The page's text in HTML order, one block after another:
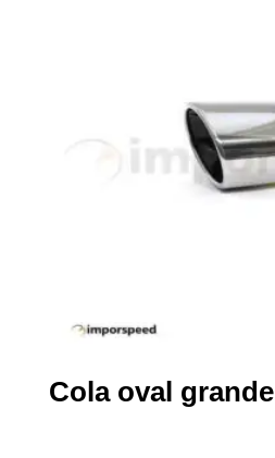
Cola oval grande